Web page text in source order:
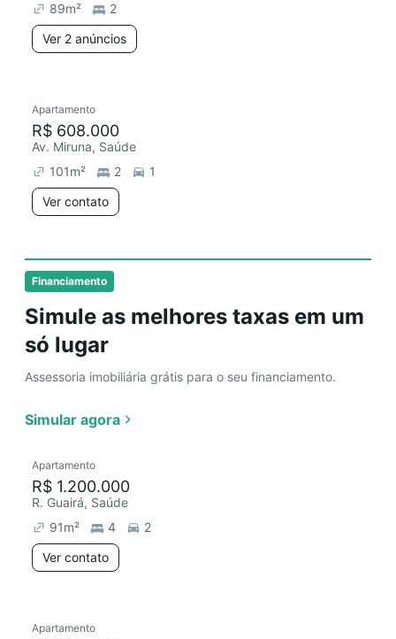
Financiamento
Simule as melhores taxas em um
só lugar
Assessoria imobiliária grátis para o seu financiamento.
Simular agora
89m²
2
Ver 2 anúncios
Apartamento
R$ 608.000
Av. Miruna, Saúde
101m² 2
1
Ver contato
Apartamento
R$ 1.200.000
R. Guairá, Saúde
91m² 4
2
Ver contato
Apartamento